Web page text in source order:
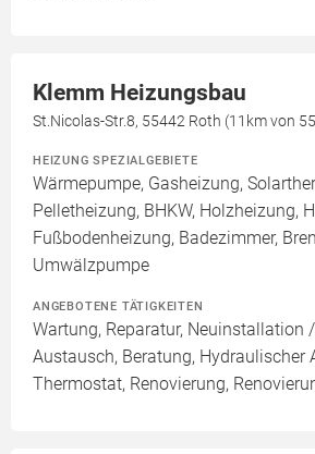
Klemm Heizungsbau
St.Nicolas-Str.8, 55442 Roth (11km von
HEIZUNG SPEZIALGEBIETE
Wärmepumpe, Gasheizung,
Pelletheizung, BHKW, Holzheizung,
Fußbodenheizung, Badezimmer,
Umwälzpumpe
ANGEBOTENE TÄTIGKEITEN
Wartung, Reparatur, Neuinstallation
Austausch, Beratung, Hydraulischer
Thermostat, Renovierung,